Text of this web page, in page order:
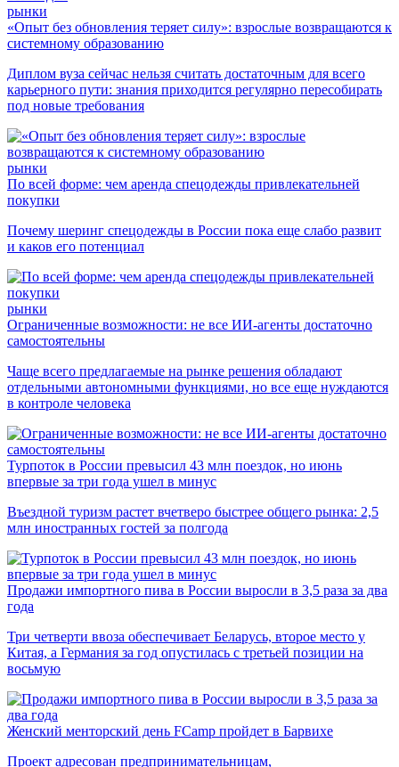
рынки
«Опыт без обновления теряет силу»: взрослые возвращаются к
системному образованию
Диплом вуза сейчас нельзя считать достаточным для всего
карьерного пути: знания приходится регулярно пересобирать
под новые требования
рынки
По всей форме: чем аренда спецодежды привлекательней
покупки
Почему шеринг спецодежды в России пока еще слабо развит
и каков его потенциал
рынки
Ограниченные возможности: не все ИИ-агенты достаточно
самостоятельны
Чаще всего предлагаемые на рынке решения обладают
отдельными автономными функциями, но все еще нуждаются
в контроле человека
Турпоток в России превысил 43 млн поездок, но июнь
впервые за три года ушел в минус
Въездной туризм растет вчетверо быстрее общего рынка: 2,5
млн иностранных гостей за полгода
Продажи импортного пива в России выросли в 3,5 раза за два
года
Три четверти ввоза обеспечивает Беларусь, второе место у
Китая, а Германия за год опустилась с третьей позиции на
восьмую
Женский менторский день FCamp пройдет в Барвихе
Проект адресован предпринимательницам,